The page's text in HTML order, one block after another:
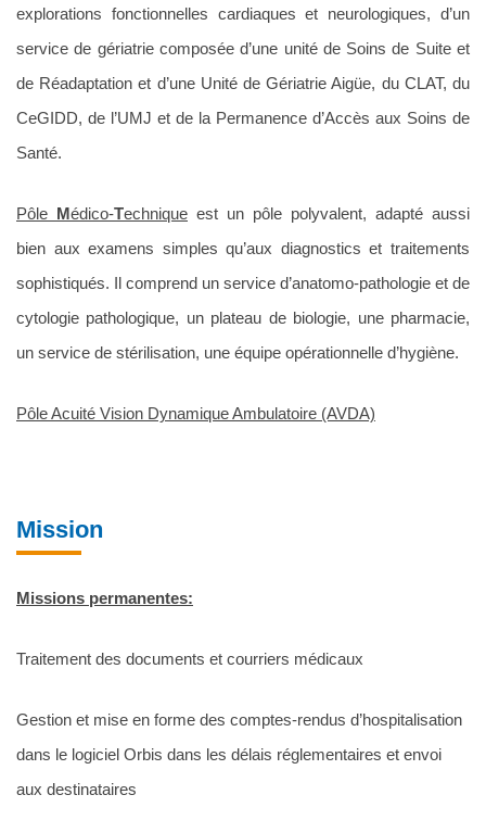
explorations fonctionnelles cardiaques et neurologiques, d’un
service de gériatrie composée d’une unité de Soins de Suite et
de Réadaptation et d’une Unité de Gériatrie Aigüe, du CLAT, du
CeGIDD, de l’UMJ et de la Permanence d’Accès aux Soins de
Santé.
Pôle Médico-Technique est un pôle polyvalent, adapté aussi
bien aux examens simples qu’aux diagnostics et traitements
sophistiqués. Il comprend un service d’anatomo-pathologie et de
cytologie pathologique, un plateau de biologie, une pharmacie,
un service de stérilisation, une équipe opérationnelle d’hygiène.
Pôle Acuité Vision Dynamique Ambulatoire (AVDA)
Mission
Missions permanentes:
Traitement des documents et courriers médicaux
Gestion et mise en forme des comptes-rendus d’hospitalisation
dans le logiciel Orbis dans les délais réglementaires et envoi
aux destinataires